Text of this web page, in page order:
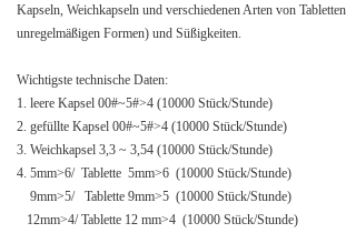
Kapseln, Weichkapseln und verschiedenen Arten von
unregelmäßigen Formen) und Süßigkeiten.
Wichtigste technische Daten:
1. leere Kapsel 00#~5#>4 (10000 Stück/Stunde)
2. gefüllte Kapsel 00#~5#>4 (10000 Stück/Stunde)
3. Weichkapsel 3,3 ~ 3,54 (10000 Stück/Stunde)
4. 5mm>6/ Tablette 5mm>6 (10000 Stück/Stunde)
9mm>5/ Tablette 9mm>5 (10000 Stück/Stunde)
12mm>4/ Tablette 12 mm>4 (10000 Stück/Stunde)